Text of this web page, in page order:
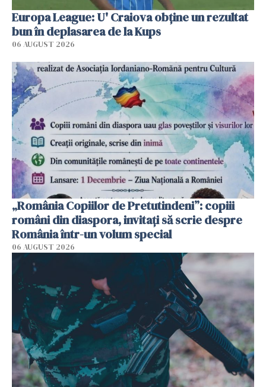
Europa League: U' Craiova obține un rezultat
bun în deplasarea de la Kups
06 AUGUST 2026
„România Copiilor de Pretutindeni”: copiii
români din diaspora, invitați să scrie despre
România într-un volum special
06 AUGUST 2026